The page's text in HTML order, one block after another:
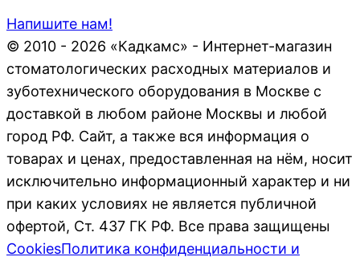
Напишите нам!
© 2010 - 2026 «Кадкамс» - Интернет-магазин
стоматологических расходных материалов и
зуботехнического оборудования в Москве с
доставкой в любом районе Москвы и любой
город РФ. Сайт, а также вся информация о
товарах и ценах, предоставленная на нём, носит
исключительно информационный характер и ни
при каких условиях не является публичной
офертой, Ст. 437 ГК РФ. Все права защищены
CookiesПолитика конфиденциальности и